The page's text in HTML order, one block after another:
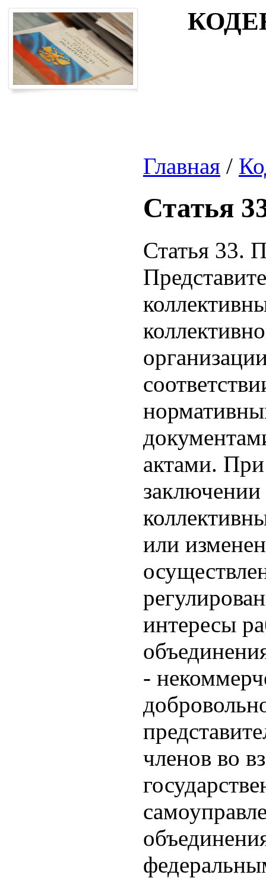
Главная /
Статья
Статья 33.
актами.
или
интересы
-
членов во